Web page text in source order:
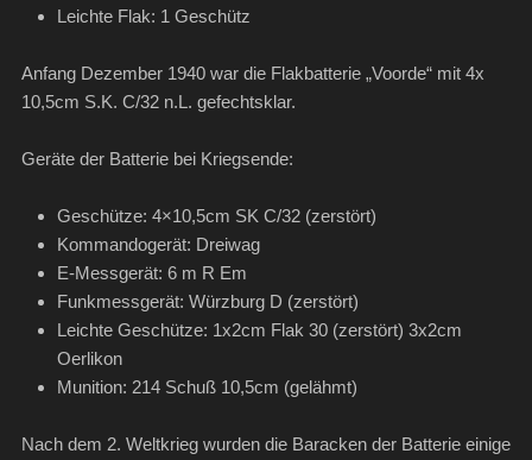
Leichte Flak: 1 Geschütz
Anfang Dezember 1940 war die Flakbatterie „Voorde“ mit 4x
10,5cm S.K. C/32 n.L. gefechtsklar.
Geräte der Batterie bei Kriegsende:
Geschütze: 4×10,5cm SK C/32 (zerstört)
Kommandogerät: Dreiwag
E-Messgerät: 6 m R Em
Funkmessgerät: Würzburg D (zerstört)
Leichte Geschütze: 1x2cm Flak 30 (zerstört) 3x2cm
Oerlikon
Munition: 214 Schuß 10,5cm (gelähmt)
Nach dem 2. Weltkrieg wurden die Baracken der Batterie einige